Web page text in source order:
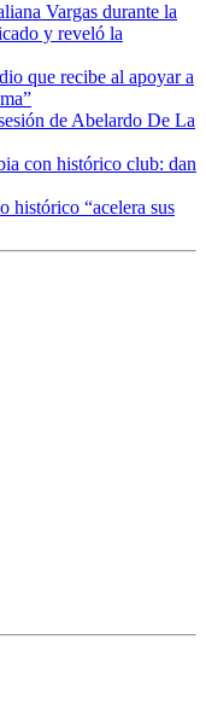
Vargas durante la
y reveló la
que recibe al apoyar a
de Abelardo De La
con histórico club: dan
histórico “acelera sus